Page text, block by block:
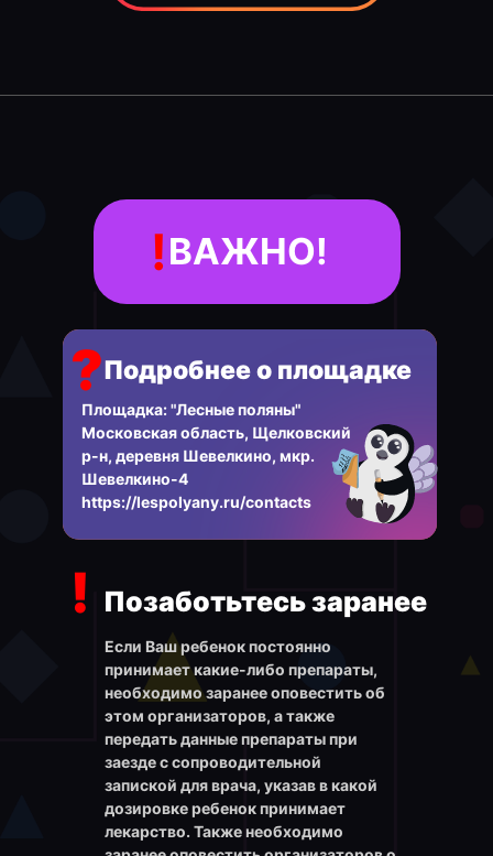
Позаботьтесь заранее
Если Ваш ребенок постоянно
принимает какие-либо препараты,
необходимо заранее оповестить об
этом организаторов, а также
передать данные препараты при
заезде с сопроводительной
запиской для врача, указав в какой
дозировке ребенок принимает
лекарство. Также необходимо
Подробнее о площадке
Площадка: "Лесные поляны"
Mосковская область, Щелковский
р-н, деревня Шевелкино, мкр.
Шевелкино-4
https://lespolyany.ru/contacts
?
!
ВАЖНО!
!